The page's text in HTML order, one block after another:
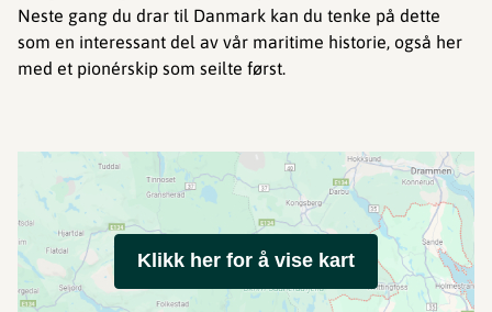
Neste gang du drar til Danmark kan du tenke på dette
som en interessant del av vår maritime historie, også her
med et pionérskip som seilte først.
Klikk her for å vise kart